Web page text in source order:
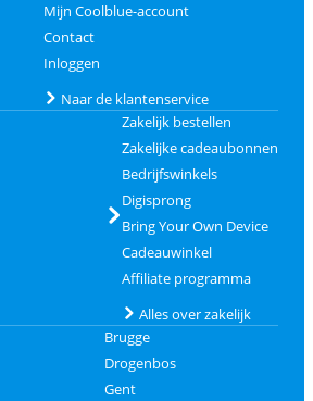
Mijn Coolblue-account
Contact
Inloggen
Naar de klantenservice
Zakelijk bestellen
Zakelijke cadeaubonnen
Bedrijfswinkels
Digisprong
Bring Your Own Device
Cadeauwinkel
Affiliate programma
Alles over zakelijk
Brugge
Drogenbos
Gent